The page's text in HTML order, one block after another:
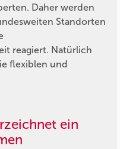
Daher werden
Standorten
reagiert. Natürlich
flexiblen und
ein